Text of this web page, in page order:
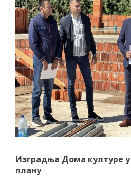
Изградња Дома културе
плану